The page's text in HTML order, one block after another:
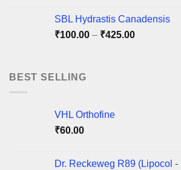
through
₹220.00
SBL Hydrastis Canadensis
₹100.00 – ₹425.00Price
BEST SELLING
VHL Orthofine
₹60.00
Dr. Reckeweg R89 (Lipocol -